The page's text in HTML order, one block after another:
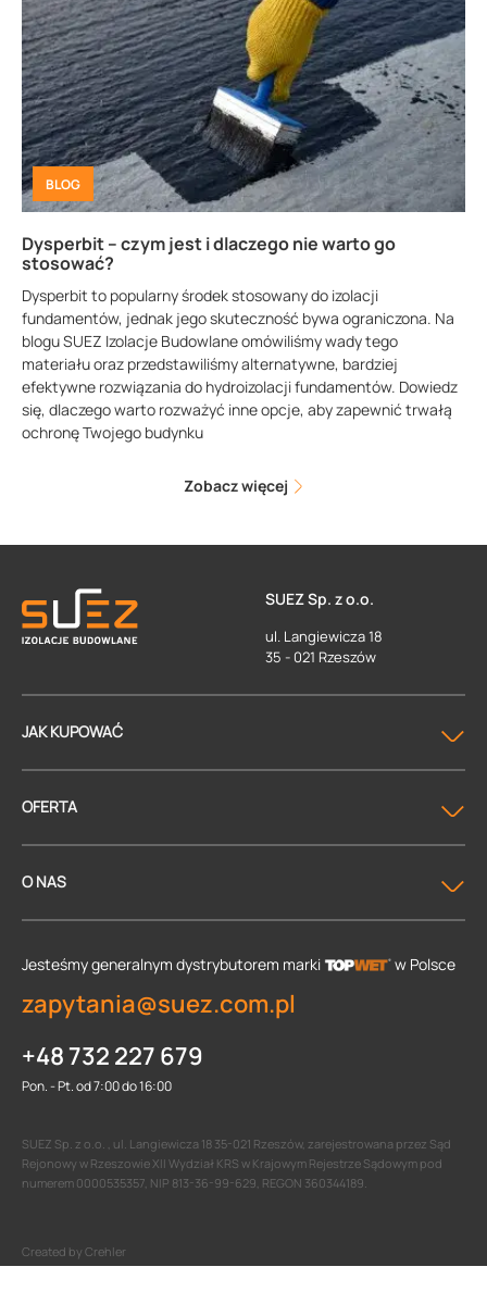
BLOG
Dysperbit – czym jest i dlaczego nie warto go
stosować?
Dysperbit to popularny środek stosowany do izolacji
fundamentów, jednak jego skuteczność bywa ograniczona. Na
blogu SUEZ Izolacje Budowlane omówiliśmy wady tego
materiału oraz przedstawiliśmy alternatywne, bardziej
efektywne rozwiązania do hydroizolacji fundamentów. Dowiedz
się, dlaczego warto rozważyć inne opcje, aby zapewnić trwałą
ochronę Twojego budynku
Zobacz więcej
SUEZ Sp. z o.o.
ul. Langiewicza 18
35 - 021 Rzeszów
JAK KUPOWAĆ
OFERTA
O NAS
Jesteśmy generalnym dystrybutorem marki w Polsce
zapytania@suez.com.pl
+48 732 227 679
Pon. - Pt. od 7:00 do 16:00
SUEZ Sp. z o.o. , ul. Langiewicza 18 35-021 Rzeszów, zarejestrowana przez Sąd
Rejonowy w Rzeszowie XII Wydział KRS w Krajowym Rejestrze Sądowym pod
numerem 0000535357, NIP 813-36-99-629, REGON 360344189.
Created by Crehler